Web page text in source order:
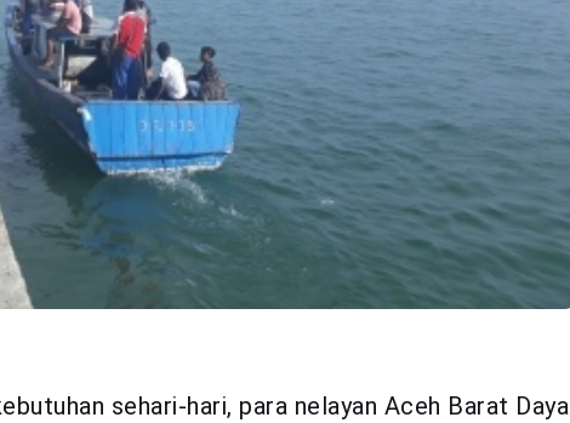
sehari-hari, para nelayan Aceh Barat Daya